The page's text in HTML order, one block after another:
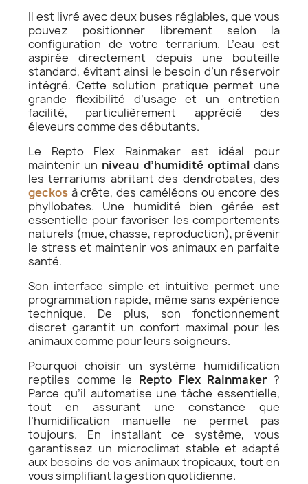
Il est livré avec deux buses réglables, que vous
pouvez positionner librement selon la
configuration de votre terrarium. L’eau est
aspirée directement depuis une bouteille
standard, évitant ainsi le besoin d’un réservoir
intégré. Cette solution pratique permet une
grande flexibilité d’usage et un entretien
facilité, particulièrement apprécié des
éleveurs comme des débutants.
Le Repto Flex Rainmaker est idéal pour
maintenir un niveau d’humidité optimaldans
les terrariums abritant des dendrobates, des
geckos à crête, des caméléons ou encore des
phyllobates. Une humidité bien gérée est
essentielle pour favoriser les comportements
naturels (mue, chasse, reproduction), prévenir
le stress et maintenir vos animaux en parfaite
santé.
Son interface simple et intuitive permet une
programmation rapide, même sans expérience
technique. De plus, son fonctionnement
discret garantit un confort maximal pour les
animaux comme pour leurs soigneurs.
Pourquoi choisir un système humidification
reptiles comme le Repto Flex Rainmaker ?
Parce qu’il automatise une tâche essentielle,
tout en assurant une constance que
l’humidification manuelle ne permet pas
toujours. En installant ce système, vous
garantissez un microclimat stable et adapté
aux besoins de vos animaux tropicaux, tout en
vous simplifiant la gestion quotidienne.